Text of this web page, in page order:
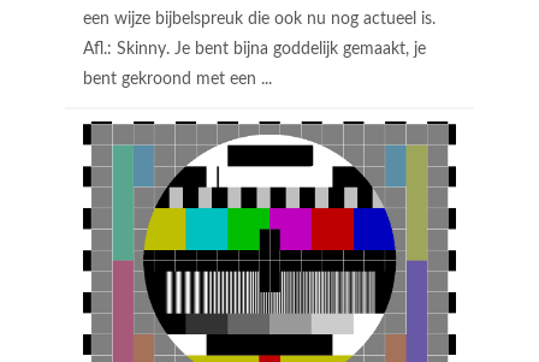
een wijze bijbelspreuk die ook nu nog actueel is.
Afl.: Skinny. Je bent bijna goddelijk gemaakt, je
bent gekroond met een ...